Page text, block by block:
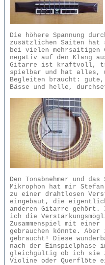
Die höhere Spannung
zusätzlichen Saiten
bei vielen
negativ auf den Klang
Gitarre ist kraftvoll,
spielbar und hat alles,
Begleiten braucht:
Bässe und helle,
Den Tonabnehmer und
Mikrophon hat mir Stefan
zu einer drahtlosen
eingebaut, die
anderen Gitarre gehört.
ich die
Zusammenspiel mit
gebrauchen könnte.
gebraucht! Diese
nach der Einspielphase
gleichgültig ob ich sie
Violine oder Querflöte